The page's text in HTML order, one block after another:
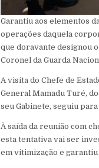
Garantiu aos elementos
operações daquela
que doravante designou
Coronel da Guarda
A visita do Chefe de
General Mamadu Turé,
seu Gabinete, seguiu
À saída da reunião com
esta tentativa vai ser
em vitimização e garantiu